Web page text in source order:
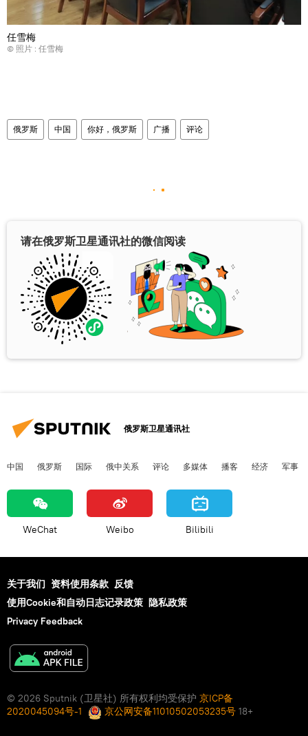
任雪梅
© 照片 : 任雪梅
俄罗斯 中国 你好，俄罗斯 广播 评论
请在俄罗斯卫星通讯社的微信阅读
俄罗斯卫星通讯社
中国 俄罗斯 国际 俄中关系 评论 多媒体 播客 经济 军事
WeChat Weibo Bilibili
关于我们 资料使用条款 反馈
使用Cookie和自动日志记录政策 隐私政策
Privacy Feedback
© 2026 Sputnik (卫星社) 所有权利均受保护 京ICP备
2020045094号-1
京公网安备11010502053235号 18+